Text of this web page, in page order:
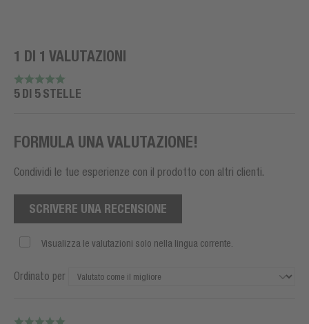
1 DI 1 VALUTAZIONI
5 DI 5 STELLE
FORMULA UNA VALUTAZIONE!
Condividi le tue esperienze con il prodotto con altri clienti.
SCRIVERE UNA RECENSIONE
Visualizza le valutazioni solo nella lingua corrente.
Ordinato per